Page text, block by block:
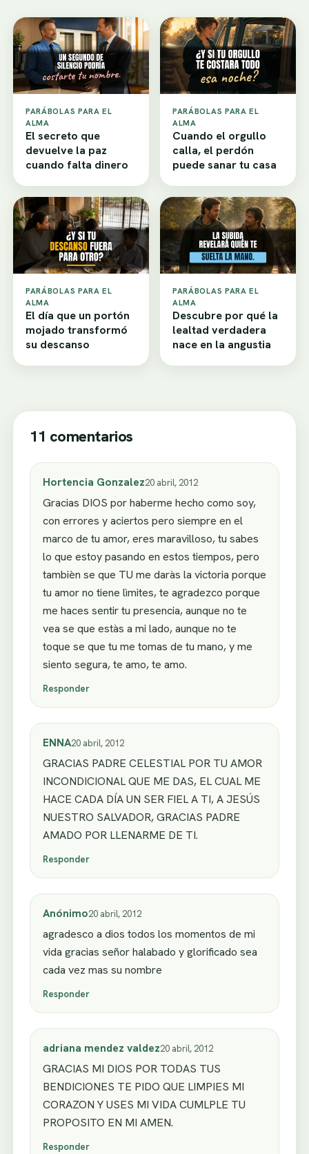
PARÁBOLAS PARA EL
ALMA
El secreto que
devuelve la paz
cuando falta dinero
PARÁBOLAS PARA EL
ALMA
Cuando el orgullo
calla, el perdón
puede sanar tu casa
PARÁBOLAS PARA EL
ALMA
El día que un portón
mojado transformó
su descanso
PARÁBOLAS PARA EL
ALMA
Descubre por qué la
lealtad verdadera
nace en la angustia
11 comentarios
Hortencia Gonzalez20 abril, 2012
Gracias DIOS por haberme hecho como soy,
con errores y aciertos pero siempre en el
marco de tu amor, eres maravilloso, tu sabes
lo que estoy pasando en estos tiempos, pero
tambièn se que TU me daràs la victoria porque
tu amor no tiene lìmites, te agradezco porque
me haces sentir tu presencia, aunque no te
vea se que estàs a mi lado, aunque no te
toque se que tu me tomas de tu mano, y me
siento segura, te amo, te amo.
Responder
ENNA20 abril, 2012
GRACIAS PADRE CELESTIAL POR TU AMOR
INCONDICIONAL QUE ME DAS, EL CUAL ME
HACE CADA DÍA UN SER FIEL A TI, A JESÚS
NUESTRO SALVADOR, GRACIAS PADRE
AMADO POR LLENARME DE TI.
Responder
Anónimo20 abril, 2012
agradesco a dios todos los momentos de mi
vida gracias señor halabado y glorificado sea
cada vez mas su nombre
Responder
adriana mendez valdez20 abril, 2012
GRACIAS MI DIOS POR TODAS TUS
BENDICIONES TE PIDO QUE LIMPIES MI
CORAZON Y USES MI VIDA CUMLPLE TU
PROPOSITO EN MI AMEN.
Responder